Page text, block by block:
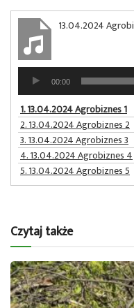
13.04.2024
Odtwarzacz
plików
dźwiękowych
00:00
1.13.04.2024 Agrobiznes 1
2.13.04.2024 Agrobiznes 2
3.13.04.2024 Agrobiznes 3
4.13.04.2024 Agrobiznes 4
5.13.04.2024 Agrobiznes 5
Czytaj także